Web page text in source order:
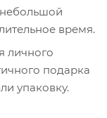
время.
личного
подарка
упаковку.